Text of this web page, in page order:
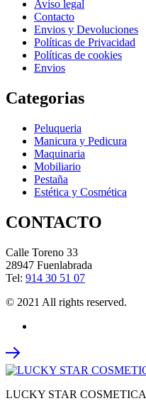
Aviso legal
Contacto
Envios y Devoluciones
Políticas de Privacidad
Políticas de cookies
Envios
Categorias
Peluqueria
Manicura y Pedicura
Maquinaria
Mobiliario
Pestaña
Estética y Cosmética
CONTACTO
Calle Toreno 33
28947 Fuenlabrada
Tel: 914 30 51 07
© 2021 All rights reserved.
LUCKY STAR COSMETICA